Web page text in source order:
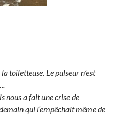
toiletteuse. Le pulseur n’est
nous a fait une crise de
qui l’empêchait même de